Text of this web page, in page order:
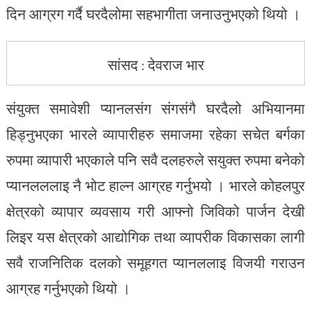
दिन आग्रग गर्दै घरदैलोमा सहभागीता जनाउनुभएको थियो ।
सांसद : देवराज भार
संयुक्त समावेशी प्यानलसंग संगसंगै घरदैलो अभियानमा
हिड्नुभएका भारले व्यापारीहरु समाजमा रहेका सचेत बर्गका
रुपमा व्यापारी भएकाले पनि सवै दलहरुले सयुक्त रुपमा बनेको
प्यानलललाइ नै भोट हाल्न आग्रह गर्नुभयो । भारले कोहलपुर
क्षेत्रको व्यापार व्यवसाय गरी आफ्नो जिविको पार्जन देखी
लिइर यस क्षेत्रको आद्योगिक तथा व्यापरीक विकासका लागी
सवै राजनितिक दलको समूहगत प्यानललाइ विजयी गराउन
आग्रह गर्नुभएको थियो ।